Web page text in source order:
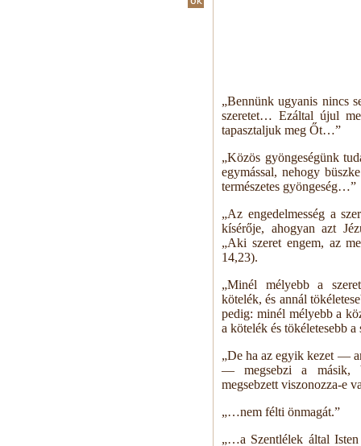
„Bennünk ugyanis nincs
szeretet… Ezáltal újul
tapasztaljuk meg Őt…”
„Közös gyöngeségünk
egymással, nehogy
természetes gyöngeség…”
„Az engedelmesség a
kísérője, ahogyan azt
„Aki szeret engem, az
14,23).
„Minél mélyebb a
kötelék, és annál
pedig: minél mélyebb a
a kötelék és tökéletesebb a
„De ha az egyik kezet —
— megsebzi a másik,
megsebzett viszonozza-e
„…nem félti önmagát.”
„…a Szentlélek által